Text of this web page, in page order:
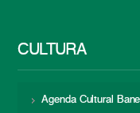
CULTURA
Agenda Cultural